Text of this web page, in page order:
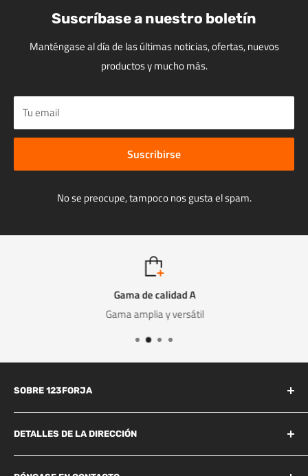
Suscríbase a nuestro boletín
Manténgase al día de las últimas noticias, ofertas, nuevos
productos y mucho más.
Tu email
Suscribirse
No se preocupe, tampoco nos gusta el spam.
Gama de calidad A
Gama amplia y versátil
SOBRE 123FORJA
123forja tiene años de experiencia en el campo de la forja y la
fundición.
DETALLES DE LA DIRECCIÓN
Industrieweg 156B